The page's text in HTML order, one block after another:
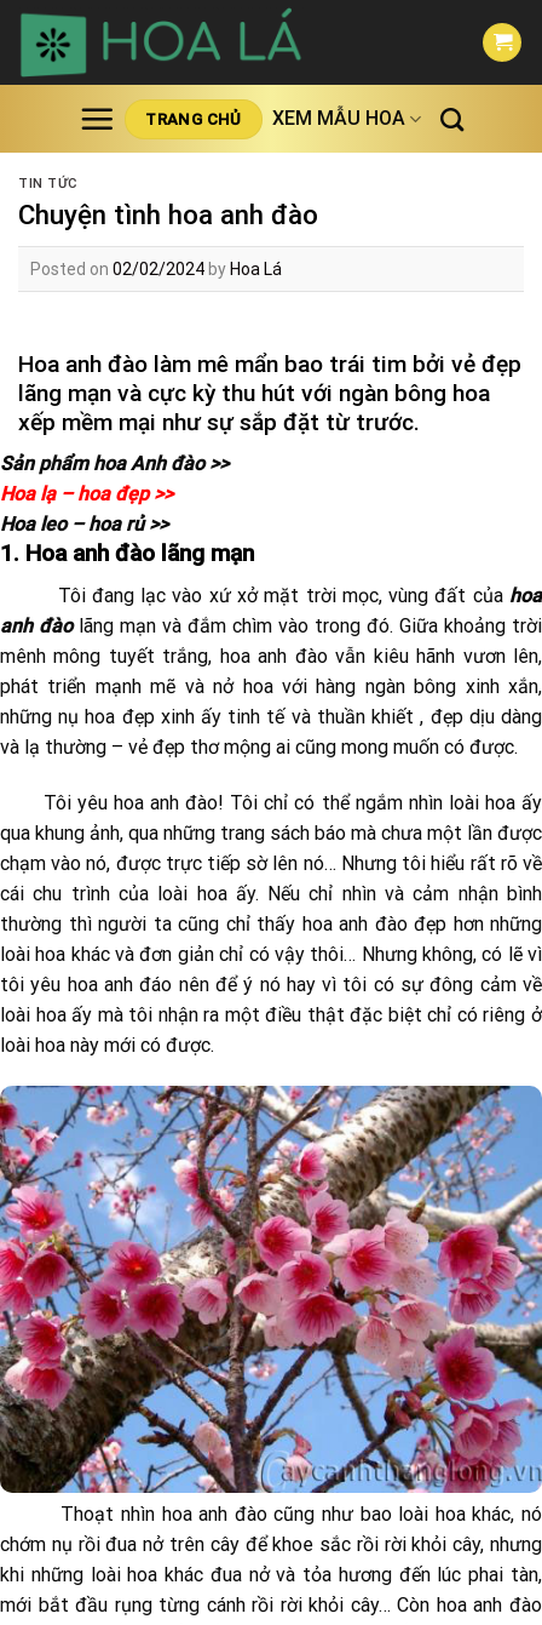
Skip
content
TRANG CHỦ XEM MẪU HOA
TIN TỨC
Chuyện tình hoa anh đào
Posted on 02/02/2024 by Hoa Lá
Hoa anh đào làm mê mẩn bao trái tim bởi vẻ đẹp
lãng mạn và cực kỳ thu hút với ngàn bông hoa
xếp mềm mại như sự sắp đặt từ trước.
Sản phẩm hoa Anh đào >>
Hoa lạ – hoa đẹp >>
Hoa leo – hoa rủ >>
1. Hoa anh đào lãng mạn
Tôi đang lạc vào xứ xở mặt trời mọc, vùng đất của hoa
anh đàolãng mạn và đắm chìm vào trong đó. Giữa khoảng trời
mênh mông tuyết trắng, hoa anh đào vẫn kiêu hãnh vươn lên,
phát triển mạnh mẽ và nở hoa với hàng ngàn bông xinh xắn,
những nụ hoa đẹp xinh ấy tinh tế và thuần khiết , đẹp dịu dàng
và lạ thường – vẻ đẹp thơ mộng ai cũng mong muốn có được.
Tôi yêu hoa anh đào! Tôi chỉ có thể ngắm nhìn loài hoa ấy
qua khung ảnh, qua những trang sách báo mà chưa một lần được
chạm vào nó, được trực tiếp sờ lên nó… Nhưng tôi hiểu rất rõ về
cái chu trình của loài hoa ấy. Nếu chỉ nhìn và cảm nhận bình
thường thì người ta cũng chỉ thấy hoa anh đào đẹp hơn những
loài hoa khác và đơn giản chỉ có vậy thôi… Nhưng không, có lẽ vì
tôi yêu hoa anh đáo nên để ý nó hay vì tôi có sự đông cảm về
loài hoa ấy mà tôi nhận ra một điều thật đặc biệt chỉ có riêng ở
loài hoa này mới có được.
Thoạt nhìn hoa anh đào cũng như bao loài hoa khác, nó
chớm nụ rồi đua nở trên cây để khoe sắc rồi rời khỏi cây, nhưng
khi những loài hoa khác đua nở và tỏa hương đến lúc phai tàn,
mới bắt đầu rụng từng cánh rồi rời khỏi cây… Còn hoa anh đào